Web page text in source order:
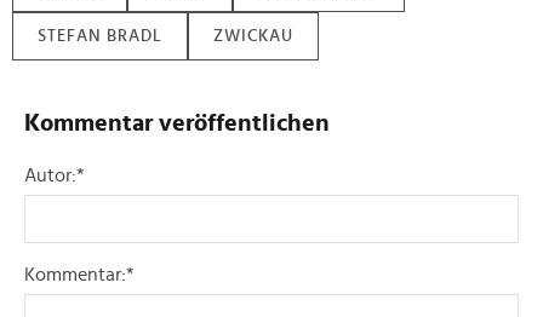
STEFAN BRADL ZWICKAU
Kommentar veröffentlichen
Autor:*
Kommentar:*